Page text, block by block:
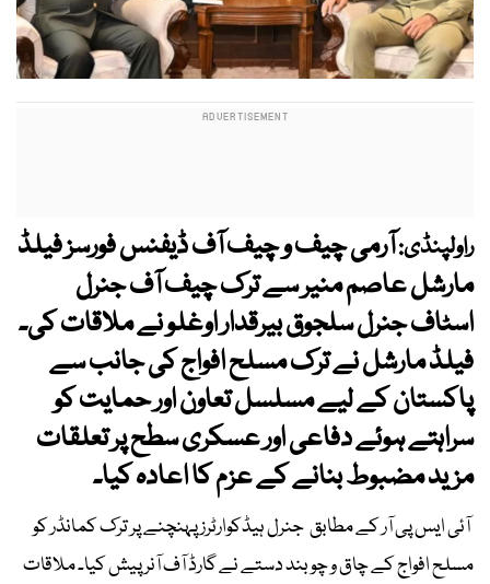
راولپنڈی:آرمی چیف و چیف آف ڈیفنس فورسز فیلڈ
مارشل عاصم منیر سے ترک چیف آف جنرل
اسٹاف جنرل سلجوق بیرقدار اوغلو نے ملاقات کی۔
فیلڈ مارشل نے ترک مسلح افواج کی جانب سے
پاکستان کے لیے مسلسل تعاون اور حمایت کو
سراہتے ہوئے دفاعی اور عسکری سطح پر تعلقات
مزید مضبوط بنانے کے عزم کا اعادہ کیا۔
آئی ایس پی آر کے مطابق جنرل ہیڈکوارٹرز پہنچنے پر ترک کمانڈر کو
مسلح افواج کے چاق و چوبند دستے نے گارڈ آف آنر پیش کیا۔ ملاقات